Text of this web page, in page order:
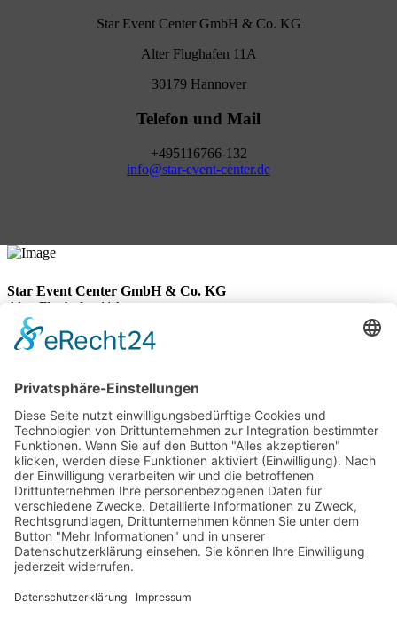
Star Event Center GmbH & Co. KG
Alter Flughafen 11A
30179 Hannover
Telefon und Mail
+495116766-132
info@star-event-center.de
Star Event Center GmbH & Co. KG
Alter Flughafen 11A
30179 Hannover
Telefon: +495116766-132
Telefax: +495116766-133
Impressum
">Datenschutz
Star-Event-Center © 2026
">Start
">Location
Ausstattung
Grundriss
Bestuhlungsvariante
Entertainment